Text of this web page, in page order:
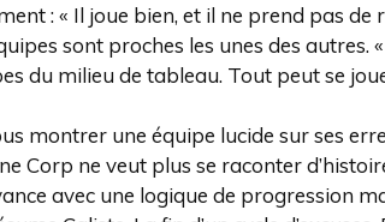
: « Il joue bien, et il ne prend pas de
sont proches les unes des autres.
du milieu de tableau. Tout peut se
montrer une équipe lucide sur ses
Corp ne veut plus se raconter
avec une logique de progression